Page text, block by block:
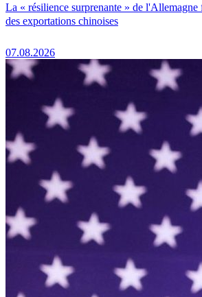
La « résilience surprenante » de l'Allemagne
des exportations chinoises
07.08.2026